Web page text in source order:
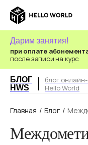
при оплате
после записи на курс
Дарим занятия!
БЛОГ
HWS
блог
Hello World
Главная / Блог /